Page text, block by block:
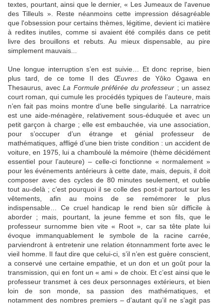
textes, pourtant, ainsi que le dernier, « Les Jumeaux de l'avenue
des Tilleuls ». Reste néanmoins cette impression désagréable
que l'obsession pour certains thèmes, légitime, devient ici matière
à redites inutiles, comme si avaient été compilés dans ce petit
livre des brouillons et rebuts. Au mieux dispensable, au pire
simplement mauvais...
Une longue interruption s’en est suivie… Et donc reprise, bien
plus tard, de ce tome II desŒuvres de Yôko Ogawa en
Thesaurus, avecLa Formule préférée du professeur ; un assez
court roman, qui cumule les procédés typiques de l’auteure, mais
n’en fait pas moins montre d’une belle singularité. La narratrice
est une aide-ménagère, relativement sous-éduquée et avec un
petit garçon à charge ; elle est embauchée, via une association,
pour s’occuper d’un étrange et génial professeur de
mathématiques, affligé d’une bien triste condition : un accident de
voiture, en 1975, lui a chamboulé la mémoire (thème décidément
essentiel pour l’auteure) – celle-ci fonctionne « normalement »
pour les événements antérieurs à cette date, mais, depuis, il doit
composer avec des cycles de 80 minutes seulement, et oublie
tout au-delà ; c’est pourquoi il se colle des post-it partout sur les
vêtements, afin au moins de se remémorer le plus
indispensable… Ce cruel handicap le rend bien sûr difficile à
aborder ; mais, pourtant, la jeune femme et son fils, que le
professeur surnomme bien vite « Root », car sa tête plate lui
évoque immanquablement le symbole de la racine carrée,
parviendront à entretenir une relation étonnamment forte avec le
vieil homme. Il faut dire que celui-ci, s’il n’en est guère conscient,
a conservé une certaine empathie, et un don et un goût pour la
transmission, qui en font un « ami » de choix. Et c’est ainsi que le
professeur transmet à ces deux personnages extérieurs, et bien
loin de son monde, sa passion des mathématiques, et
notamment des nombres premiers – d’autant qu’il ne s’agit pas